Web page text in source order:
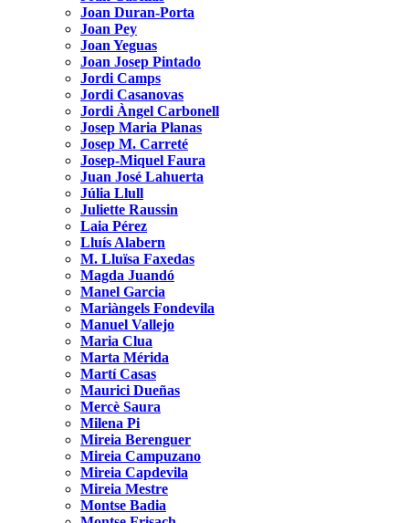
Joan Duran-Porta
Joan Pey
Joan Yeguas
Joan Josep Pintado
Jordi Camps
Jordi Casanovas
Jordi Àngel Carbonell
Josep Maria Planas
Josep M. Carreté
Josep-Miquel Faura
Juan José Lahuerta
Júlia Llull
Juliette Raussin
Laia Pérez
Lluís Alabern
M. Lluïsa Faxedas
Magda Juandó
Manel Garcia
Mariàngels Fondevila
Manuel Vallejo
Maria Clua
Marta Mérida
Martí Casas
Maurici Dueñas
Mercè Saura
Milena Pi
Mireia Berenguer
Mireia Campuzano
Mireia Capdevila
Mireia Mestre
Montse Badia